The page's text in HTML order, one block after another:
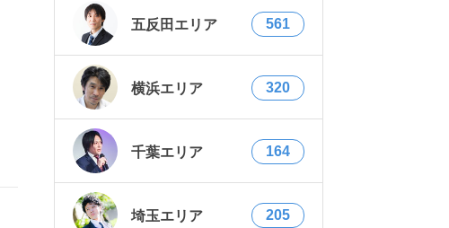
五反田エリア 561
横浜エリア 320
千葉エリア 164
埼玉エリア 205